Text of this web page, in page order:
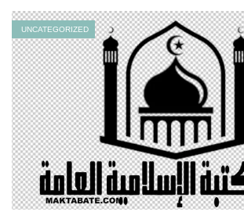
UNCATEGORIZED